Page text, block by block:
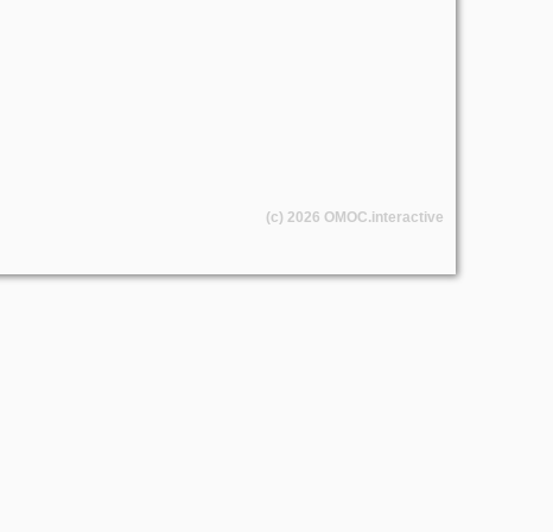
(c) 2026 OMOC.interactive